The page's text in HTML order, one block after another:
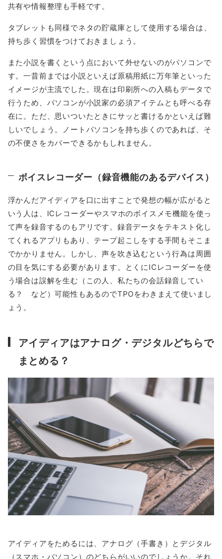
共有や情報整理も手軽です。
タブレットも同様でネタの貯蔵庫として使用する場合は、
持ち歩く習慣をつけておきましょう。
また小説を書くという点において外せないのがパソコンで
す。一昔前までは小説といえば原稿用紙に万年筆といった
イメージが主流でした。現在は印刷所への入稿もデータで
行うため、パソコンが小説家の必須アイテムとも呼べる存
在に。ただ、思いついたときにサッと書けるかといえば難
しいでしょう。ノートパソコンを持ち歩くのであれば、そ
の不便さをカバーできるかもしれません。
ボイスレコーダー（録音機能のあるデバイス）
浮かんだアイディアを口に出すことで発想の幅が広がると
いう人は、ICレコーダーやスマホのボイスメモ機能を使っ
て声を録音するのもアリです。録音データをテキスト化し
てくれるアプリもあり、テープ起こしをする手間もそこま
でかかりません。しかし、声を吹き込むという行為は周囲
の目を気にする必要があります。とくにICレコーダーを使
う場合は誤解を生む（この人、私たちの会話録音してい
る？ など）可能性もあるのでTPOをわきまえて使いまし
ょう。
アイディアはアナログ・デジタルどちらで
まとめる？
アイディアをためるには、アナログ（手書き）とデジタル
（スマホ・パソコン）のどちらがいいのでしょうか。それ